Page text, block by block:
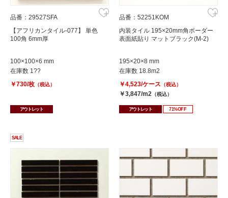
品番：29527SFA
【アフリカンタイル-077】 単色
100角 6mm厚
100×100×6 mm
在庫数 1??
￥730/枚 （税込）
アウトレット
品番：52251KOM
内装タイル 195×20mm角ボーダー
表面紙貼り マットブラック(M-2)
195×20×8 mm
在庫数 18.8m2
￥4,523/ケース （税込）
￥3,847/m2 （税込）
アウトレット 71%OFF
SALE